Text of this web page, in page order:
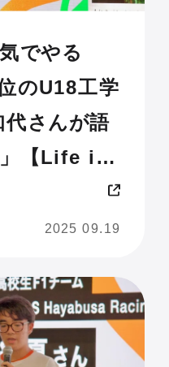
でやる
のU18工学
さんが語
」【Life is
2025 09.19